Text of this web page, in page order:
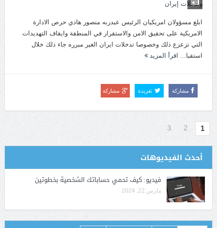
ابلغ مسؤولان امريكيان الرئيس عبدربه منصور هادي حرص الادارة
الامريكية على تحقيق الامن والاستقرار في المنطقة وايقاف التهديدات
التي تزعزع ذلك وخصوصا تدخلات ايران الغير مبرره جاء ذلك خلال
استقبا...
اقرأ المزيد
مشاركة تغريدة مشاركة
1
2
3
أحدث الفيديوهات
فيديو: كيف تحمي حساباتك الشخصية بخطوتين
مارس 22, 2024